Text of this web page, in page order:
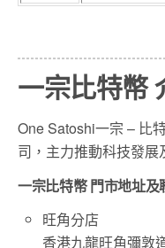
一宗比特幣
One Satoshi一宗 – 比
司，主力推動科技發展
一宗比特幣 門市地址及
旺角分店
香港九龍旺角彌敦